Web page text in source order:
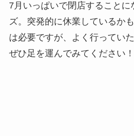
7月いっぱいで閉店することに
ズ。突発的に休業しているか
は必要ですが、よく行ってい
ぜひ足を運んでみてください！